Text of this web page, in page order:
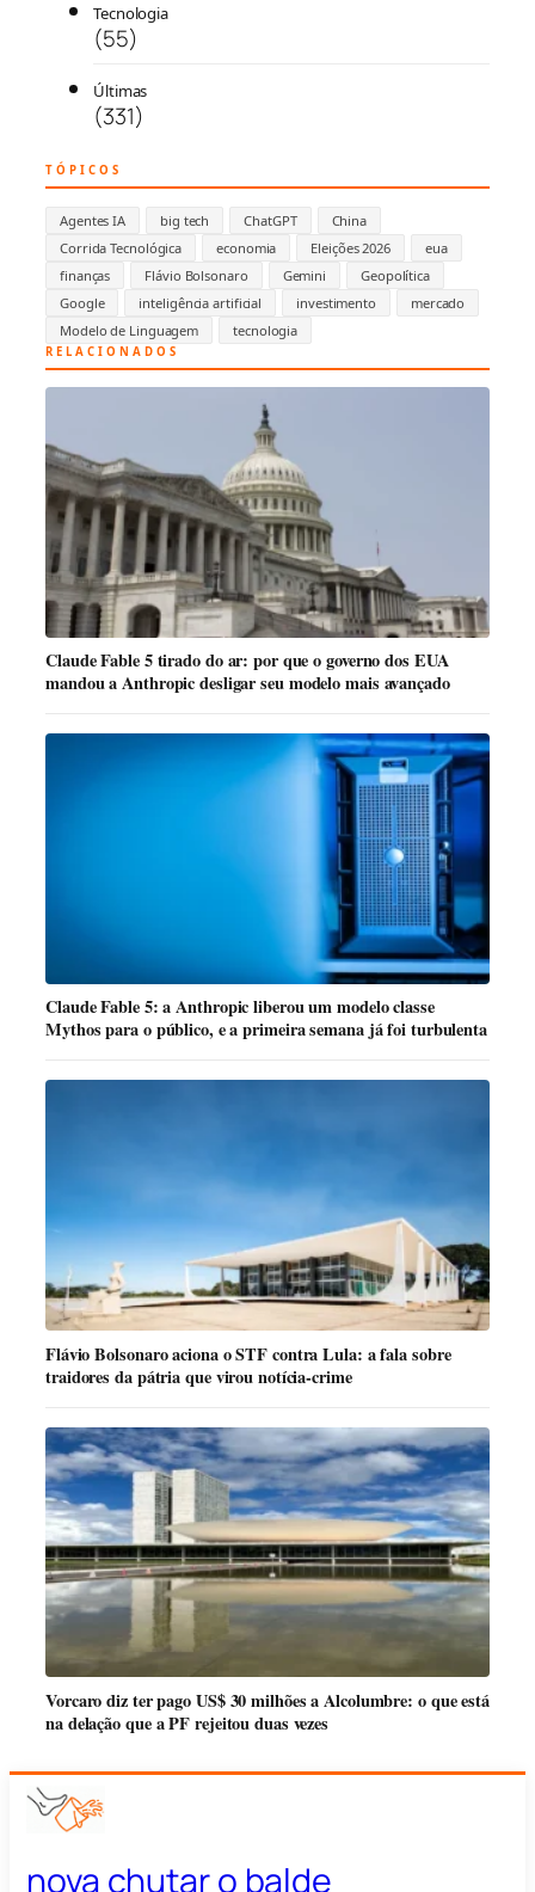
Tecnologia
(55)
Últimas
(331)
TÓPICOS
Agentes IA big tech ChatGPT
China
Corrida Tecnológica
economia Eleições 2026
eua
finanças
Flávio Bolsonaro Gemini
Geopolítica
Google
inteligência artificial investimento
mercado
Modelo de Linguagem
tecnologia
RELACIONADOS
Claude Fable 5 tirado do ar: por que o governo dos EUA
mandou a Anthropic desligar seu modelo mais avançado
Claude Fable 5: a Anthropic liberou um modelo classe
Mythos para o público, e a primeira semana já foi turbulenta
Flávio Bolsonaro aciona o STF contra Lula: a fala sobre
traidores da pátria que virou notícia-crime
Vorcaro diz ter pago US$ 30 milhões a Alcolumbre: o que está
na delação que a PF rejeitou duas vezes
nova chutar o balde